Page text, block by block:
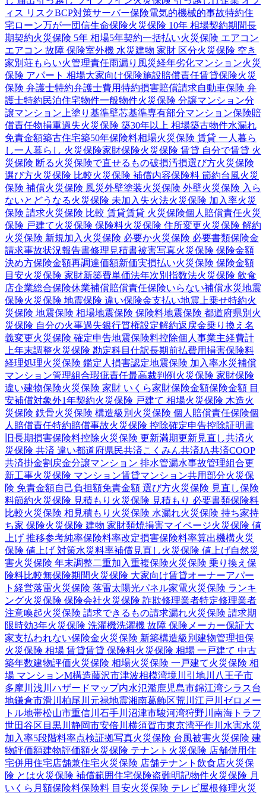
ィス リスクBCP対策サーバー保険電気的機械的事故特約住
宅ローン万が一団信生命保険火災保険 10年 相場契約期間長
期契約火災保険 5年 相場5年契約一括払い火災保険 エアコン
エアコン 故障 保険室外機 水災建物 家財 区分火災保険 空き
家別荘もらい火管理責任雨漏り 風災経年劣化マンション火災
保険 アパート 相場大家向け保険施設賠償責任賃貸保険火災
保険 弁護士特約弁護士費用特約損害賠償請求自動車保険 弁
護士特約民泊住宅物件一般物件火災保険 分譲マンション分
譲マンション 上塗り基準壁芯基準専有部分マンション保険賠
償責任物損重過失火災保険 築30年以上 相場築古物件水漏れ
免責金額築古住宅築50年保険料相場火災保険 賃貸 一人暮ら
し一人暮らし 火災保険家財保険火災保険 賃貸 自分で賃貸 火
災保険 断る火災保険で直せるもの破損汚損選び方火災保険
選び方火災保険 比較火災保険 補償内容保険料 節約台風火災
保険 補償火災保険 風災外壁塗装火災保険 外壁火災保険 入ら
ないとどうなる火災保険 未加入 失火法火災保険 加入率火災
保険 請求火災保険 比較 賃貸賃貸 火災保険個人賠償責任火災
保険 戸建て火災保険 保険料火災保険 住所変更火災保険 解約
火災保険 新規加入 火災保険 必要か火災保険 必要書類保険金
請求事故状況報告書修理見積書被害写真火災保険 保険金額
決め方保険金額再調達価額新価実損払い火災保険 保険金額
目安火災保険 家財新築費単価法年次別指数法火災保険 飲食
店企業総合保険休業補償賠償責任保険いらない補償水災地震
保険火災保険 地震保険 違い保険金支払い地震上乗せ特約火
災保険 地震保険 相場地震保険 保険料地震保険 都道府県別 火
災保険 自分の火事過失銀行質権設定解約返戻金乗り換え 名
義変更火災保険 確定申告地震保険料控除個人事業主経費計
上年末調整火災保険 勘定科目 仕訳長期前払費用損害保険料
経理処理火災保険 鑑定人 損害認定地震保険 加入率水災補償
マンション管理組合瑕疵責任最高裁判例 火災保険 家財保険
違い建物保険火災保険 家財 いくら家財保険金額保険金額 目
安補償対象外1年契約火災保険 戸建て 相場火災保険 木造火
災保険 鉄骨火災保険 構造級別 火災保険 個人賠償責任保険個
人賠償責任特約賠償事故火災保険 控除確定申告控除証明書
旧長期損害保険料控除火災保険 更新満期更新見直し共済火
災保険 共済 違い都道府県民共済こくみん共済JA共済COOP
共済掛金割戻金分譲マンション 排水管漏水事故管理組合更
新工事火災保険 マンション賃貸マンション共用部分火災保
険 免責金額自己負担額免責金額 選び方火災保険 見直し保険
料節約火災保険 見積もり 火災保険 見積もり 必要書類保険料
比較火災保険 相見積もり 火災保険 水漏れ火災保険 持ち家持
ち家 保険火災保険 建物 家財類焼損害マイページ火災保険 値
上げ 推移参考純率保険料率改定損害保険料率算出機構火災
保険 値上げ 対策水災料率補償見直し火災保険 値上げ自然災
害火災保険 年末調整二重加入重複保険火災保険 乗り換え 保
険料比較無保険期間火災保険 大家向け賃貸オーナーアパー
ト経営落雷火災保険 落雷太陽光パネル家電火災保険 ランキ
ング火災保険 保険会社火災保険 詐欺修理業者特定修理業者
注意喚起火災保険 請求できるもの請求漏れ火災保険 請求期
限時効3年火災保険 洗濯機洗濯機 故障 保険 メーカー保証大
家支払われない保険金火災保険 新築構造級別 建物管理担保
火災保険 相場 賃貸賃貸 保険料火災保険 相場 一戸建て 中古
築年数建物評価火災保険 相場火災保険 一戸建て火災保険 相
場 マンションM構造藤沢市津波相模湾境川 引地川
八王子市
多摩川 浅川 ハザードマップ内水氾濫鹿児島市錦江湾シラス台
地鎌倉市滑川 柏尾川 元禄地震湘南葛飾区荒川 江戸川 ゼロメー
トル地帯松山市重信川 石手川 沼津市駿河湾狩野川 南海トラフ
世田谷区 目黒川 静岡市安倍川 横須賀市東京湾平作川 水害水災
加入率5段階料率点検証拠写真火災保険 台風被害火災保険 建
物評価額建物評価額火災保険 テナント 火災保険 店舗併用住
宅併用住宅店舗兼住宅火災保険 店舗テナント 飲食店火災保
険 とは火災保険 補償範囲住宅保険盗難明記物件火災保険 月
いくら 月額保険料保険料 目安火災保険 テレビ屋根修理火災